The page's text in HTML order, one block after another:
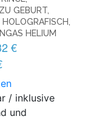
GEBURT,
HELIUM
€
/ inklusive
und